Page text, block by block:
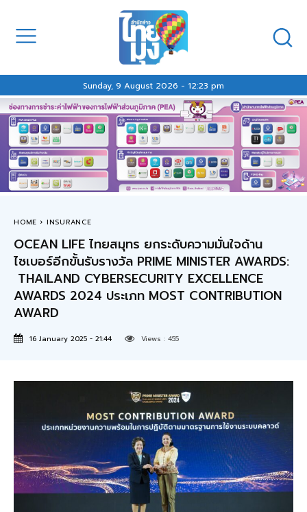
Sunday, 9 August 2026 - 12:23 pm
HOME INSURANCE
OCEAN LIFE ไทยสมุทร ยกระดับความมั่นใจด้าน
ไซเบอร์อีกขั้นรับรางวัล PRIME MINISTER AWARDS:
THAILAND CYBERSECURITY EXCELLENCE
AWARDS 2024 ประเภท MOST CONTRIBUTION
AWARD
16 January 2025 - 21:44 Views : 455